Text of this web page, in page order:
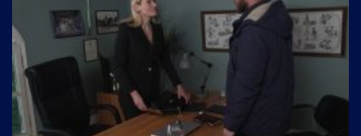
...πληκτρολογήστε κείμενο προς αναζήτηση